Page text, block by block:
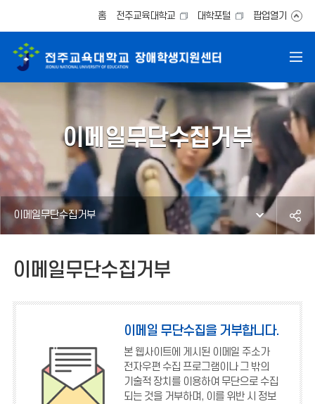
홈 전주교육대학교 대학포털 팝업열기
이메일무단수집거부
이메일무단수집거부
이메일무단수집거부
이메일 무단수집을 거부합니다.
본 웹사이트에 게시된 이메일 주소가
전자우편 수집 프로그램이나 그 밖의
기술적 장치를 이용하여 무단으로 수집
되는 것을 거부하며, 이를 위반 시 정보